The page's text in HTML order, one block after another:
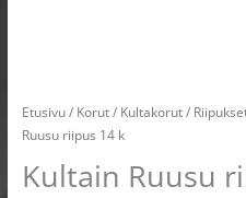
Etusivu/ Korut/ Kultakorut/
Ruusu riipus 14 k
Kultain Ruusu